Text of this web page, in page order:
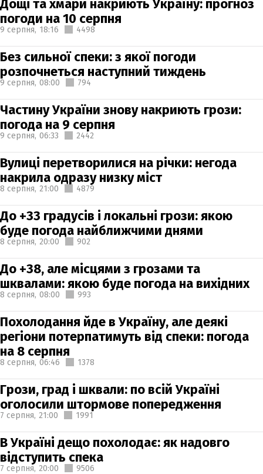
Дощі та хмари накриють Україну: прогноз
погоди на 10 серпня
9 серпня, 18:16 4498
Без сильної спеки: з якої погоди
розпочнеться наступний тиждень
9 серпня, 08:00 794
Частину України знову накриють грози:
погода на 9 серпня
9 серпня, 06:33 2442
Вулиці перетворилися на річки: негода
накрила одразу низку міст
8 серпня, 21:00 4879
До +33 градусів і локальні грози: якою
буде погода найближчими днями
8 серпня, 20:00 902
До +38, але місцями з грозами та
шквалами: якою буде погода на вихідних
8 серпня, 08:00 993
Похолодання йде в Україну, але деякі
регіони потерпатимуть від спеки: погода
на 8 серпня
8 серпня, 06:46 1378
Грози, град і шквали: по всій Україні
оголосили штормове попередження
7 серпня, 21:00 1991
В Україні дещо похолодає: як надовго
відступить спека
7 серпня, 20:00 9506